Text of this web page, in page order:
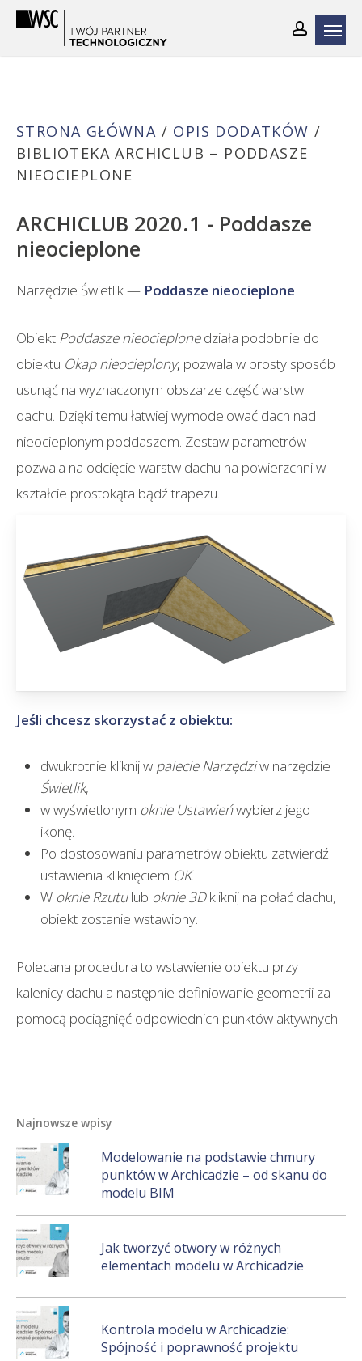
Skip
STRONA GŁÓWNA / OPIS DODATKÓW /
BIBLIOTEKA ARCHICLUB – PODDASZE
NIEOCIEPLONE
ARCHICLUB 2020.1 - Poddasze
nieocieplone
Narzędzie Świetlik — Poddasze nieocieplone
Obiekt Poddasze nieocieplonedziała podobnie do
obiektu Okap nieocieplony, pozwala w prosty sposób
usunąć na wyznaczonym obszarze część warstw
dachu. Dzięki temu łatwiej wymodelować dach nad
nieocieplonym poddaszem. Zestaw parametrów
pozwala na odcięcie warstw dachu na powierzchni w
kształcie prostokąta bądź trapezu.
Jeśli chcesz skorzystać z obiektu:
dwukrotnie kliknij w palecie Narzędziw narzędzie
Świetlik,
w wyświetlonym oknie Ustawieńwybierz jego
ikonę.
Po dostosowaniu parametrów obiektu zatwierdź
ustawienia kliknięciem OK.
W oknie Rzutulub oknie 3Dkliknij na połać dachu,
obiekt zostanie wstawiony.
Polecana procedura to wstawienie obiektu przy
kalenicy dachu a następnie definiowanie geometrii za
pomocą pociągnięć odpowiednich punktów aktywnych.
Najnowsze wpisy
Modelowanie na podstawie chmury
punktów w Archicadzie – od skanu do
modelu BIM
Jak tworzyć otwory w różnych
elementach modelu w Archicadzie
Kontrola modelu w Archicadzie:
Spójność i poprawność projektu